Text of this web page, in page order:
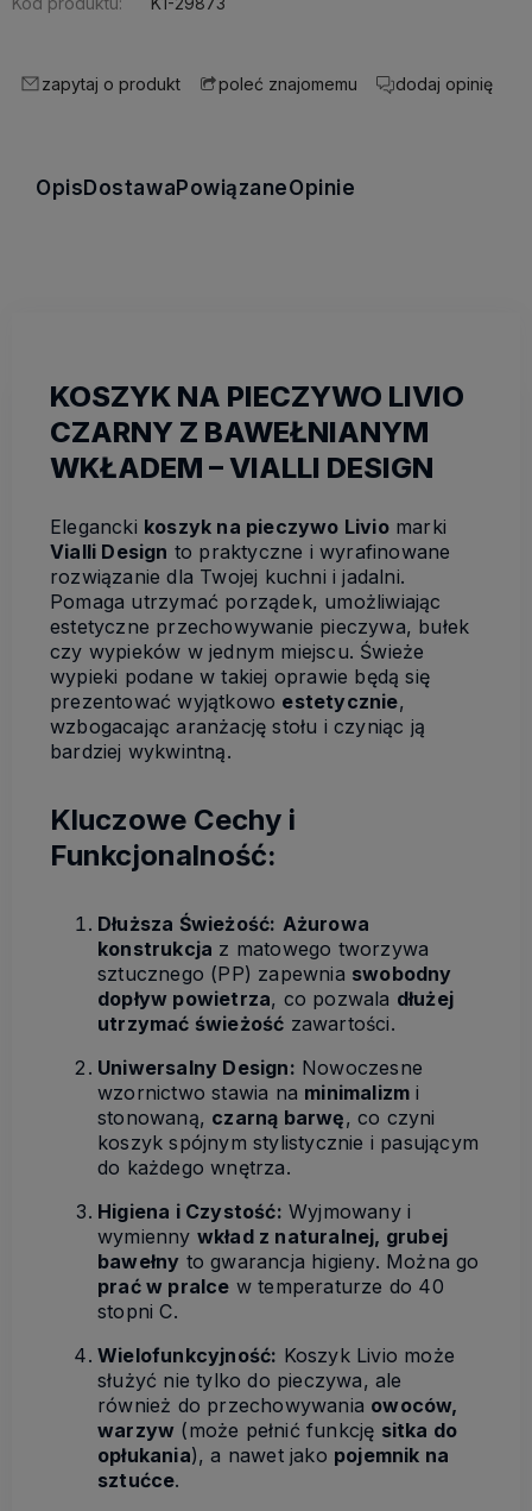
zapytaj o produkt poleć znajomemu dodaj opinię
OpisDostawaPowiązaneOpinie
KOSZYK NA PIECZYWO LIVIO
CZARNY Z BAWEŁNIANYM
WKŁADEM – VIALLI DESIGN
Elegancki koszyk na pieczywo Liviomarki
Vialli Design to praktyczne i wyrafinowane
rozwiązanie dla Twojej kuchni i jadalni.
Pomaga utrzymać porządek, umożliwiając
estetyczne przechowywanie pieczywa, bułek
czy wypieków w jednym miejscu. Świeże
wypieki podane w takiej oprawie będą się
prezentować wyjątkowo estetycznie,
wzbogacając aranżację stołu i czyniąc ją
bardziej wykwintną.
Kluczowe Cechy i
Funkcjonalność:
Dłuższa Świeżość: Ażurowa
konstrukcja z matowego tworzywa
sztucznego (PP) zapewnia swobodny
dopływ powietrza, co pozwala dłużej
utrzymać świeżość zawartości.
Uniwersalny Design: Nowoczesne
wzornictwo stawia na minimalizm i
stonowaną, czarną barwę, co czyni
koszyk spójnym stylistycznie i pasującym
do każdego wnętrza.
Higiena i Czystość: Wyjmowany i
wymienny wkład z naturalnej, grubej
bawełny to gwarancja higieny. Można go
prać w pralce w temperaturze do 40
stopni C.
Wielofunkcyjność: Koszyk Livio może
służyć nie tylko do pieczywa, ale
również do przechowywania owoców,
warzyw (może pełnić funkcję sitka do
opłukania), a nawet jako pojemnik na
sztućce.